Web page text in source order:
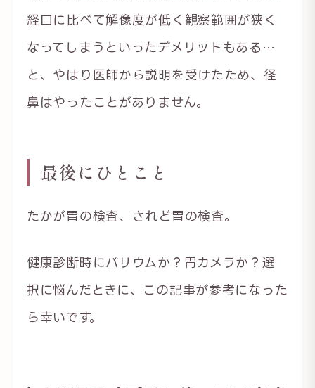
経口に比べて解像度が低く観察範囲が狭く
なってしまうといったデメリットもある…
と、やはり医師から説明を受けたため、径
鼻はやったことがありません。
最後にひとこと
たかが胃の検査、されど胃の検査。
健康診断時にバリウムか？胃カメラか？選
択に悩んだときに、この記事が参考になった
ら幸いです。